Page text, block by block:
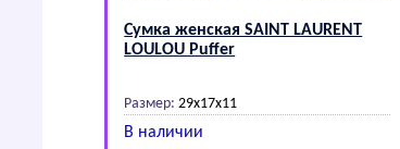
Сумка женская SАINТ LАURЕNТ
LOULOU Puffer
Размер: 29x17x11
В наличии